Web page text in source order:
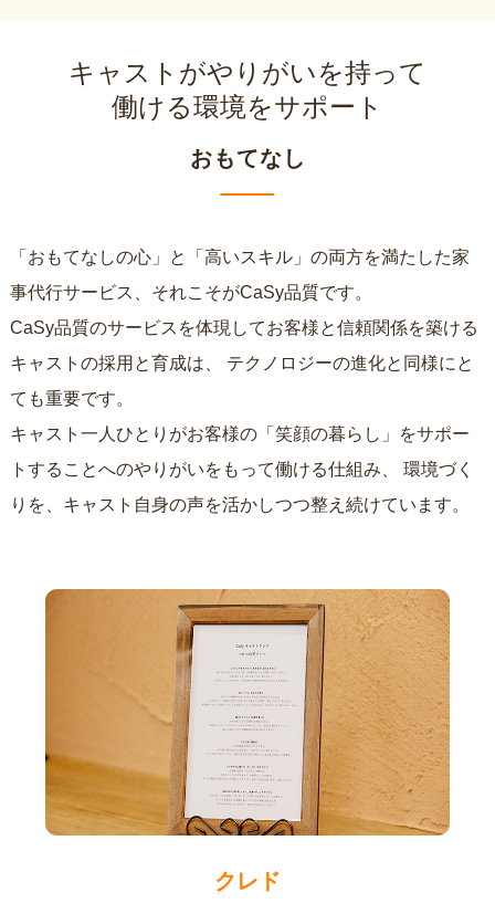
キャストがやりがいを持って
働ける環境をサポート
おもてなし
「おもてなしの心」と「高いスキル」の両方を満たした家
事代行サービス、それこそがCaSy品質です。
CaSy品質のサービスを体現してお客様と信頼関係を築ける
キャストの採用と育成は、
ても重要です。
キャスト一人ひとりがお客様の「笑顔の暮らし」をサポー
トすることへのやりがいをもって働ける仕組み、
りを、キャスト自身の声を活かしつつ整え続けています。
クレド